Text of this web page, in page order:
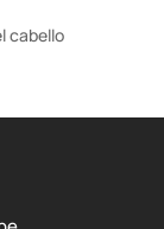
cabello